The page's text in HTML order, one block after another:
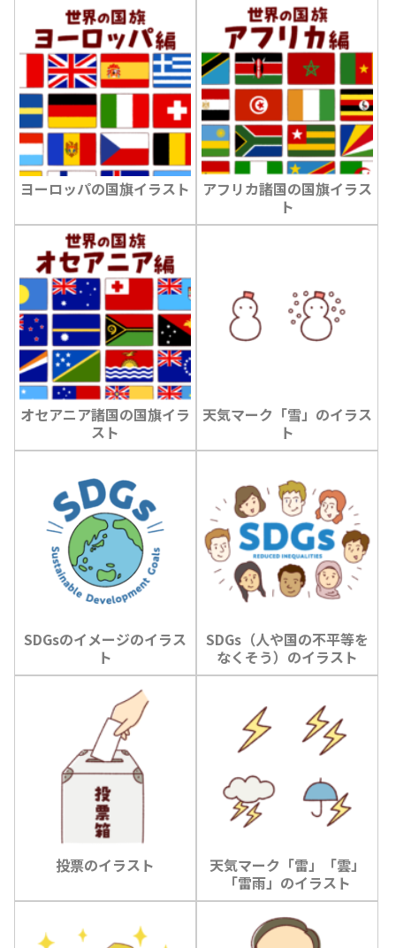
ヨーロッパの国旗イラスト
アフリカ諸国の国旗イラス
ト
オセアニア諸国の国旗イラ
スト
天気マーク「雪」のイラス
ト
SDGsのイメージのイラス
ト
SDGs（人や国の不平等を
なくそう）のイラスト
投票のイラスト
天気マーク「雷」「雲」
「雷雨」のイラスト